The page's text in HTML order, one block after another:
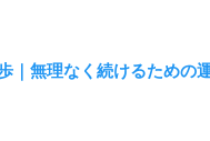
｜無理なく続けるための